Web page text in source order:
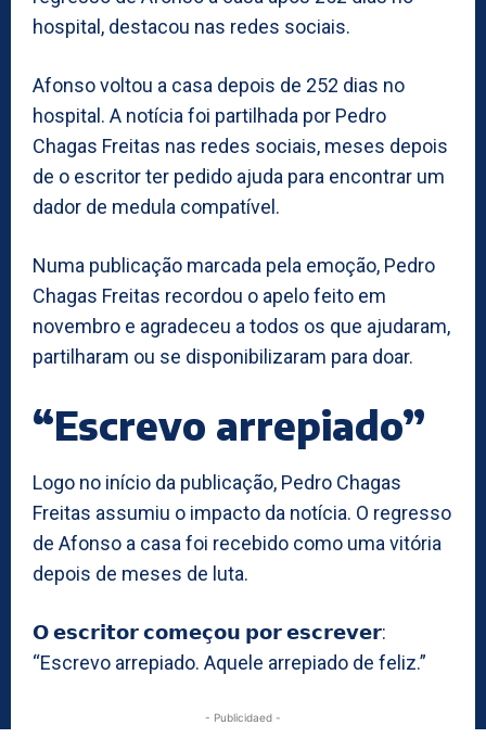
hospital, destacou nas redes sociais.
Afonso voltou a casa depois de 252 dias no
hospital. A notícia foi partilhada por Pedro
Chagas Freitas nas redes sociais, meses depois
de o escritor ter pedido ajuda para encontrar um
dador de medula compatível.
Numa publicação marcada pela emoção, Pedro
Chagas Freitas recordou o apelo feito em
novembro e agradeceu a todos os que ajudaram,
partilharam ou se disponibilizaram para doar.
“Escrevo arrepiado”
Logo no início da publicação, Pedro Chagas
Freitas assumiu o impacto da notícia. O regresso
de Afonso a casa foi recebido como uma vitória
depois de meses de luta.
𝗢 𝗲𝘀𝗰𝗿𝗶𝘁𝗼𝗿 𝗰𝗼𝗺𝗲𝗰̧𝗼𝘂 𝗽𝗼𝗿 𝗲𝘀𝗰𝗿𝗲𝘃𝗲𝗿:
“Escrevo arrepiado. Aquele arrepiado de feliz.”
- Publicidaed -